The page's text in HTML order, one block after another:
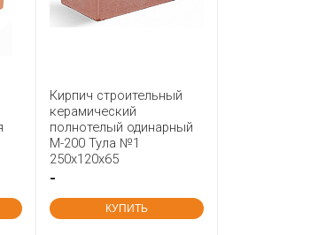
Кирпич строительный
керамический
полнотелый одинарный
М-200 Тула №1
250x120x65
-
КУПИТЬ